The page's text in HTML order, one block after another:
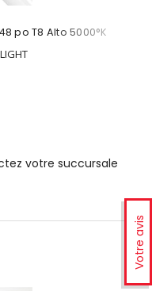
Votre avis
po T8 Alto 5000°K
votre succursale